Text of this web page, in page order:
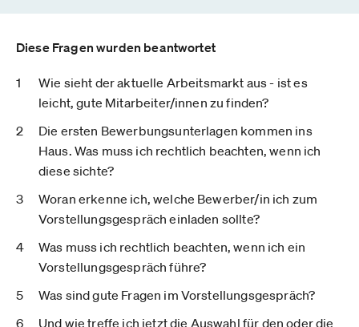
Diese Fragen wurden beantwortet
Wie sieht der aktuelle Arbeitsmarkt aus - ist es
leicht, gute Mitarbeiter/innen zu finden?
Die ersten Bewerbungsunterlagen kommen ins
Haus. Was muss ich rechtlich beachten, wenn ich
diese sichte?
Woran erkenne ich, welche Bewerber/in ich zum
Vorstellungsgespräch einladen sollte?
Was muss ich rechtlich beachten, wenn ich ein
Vorstellungsgespräch führe?
Was sind gute Fragen im Vorstellungsgespräch?
Und wie treffe ich jetzt die Auswahl für den oder die